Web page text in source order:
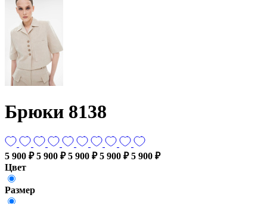
Брюки 8138
5 900 ₽ 5 900 ₽ 5 900 ₽ 5 900 ₽ 5 900 ₽
Цвет
Размер